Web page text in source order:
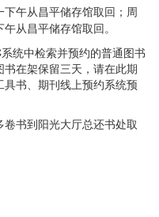
午从昌平储存馆取回；周
从昌平储存馆取回。
统中检索并预约的普通图书
在架保留三天，请在此期
书、期刊线上预约系统预
卷书到阳光大厅总还书处取